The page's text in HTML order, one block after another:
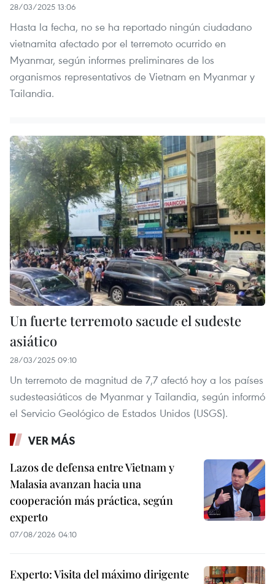
28/03/2025 13:06
Hasta la fecha, no se ha reportado ningún ciudadano
vietnamita afectado por el terremoto ocurrido en
Myanmar, según informes preliminares de los
organismos representativos de Vietnam en Myanmar y
Tailandia.
Un fuerte terremoto sacude el sudeste
asiático
28/03/2025 09:10
Un terremoto de magnitud de 7,7 afectó hoy a los países
sudesteasiáticos de Myanmar y Tailandia, según informó
el Servicio Geológico de Estados Unidos (USGS).
VER MÁS
Lazos de defensa entre Vietnam y
Malasia avanzan hacia una
cooperación más práctica, según
experto
07/08/2026 04:10
Experto: Visita del máximo dirigente